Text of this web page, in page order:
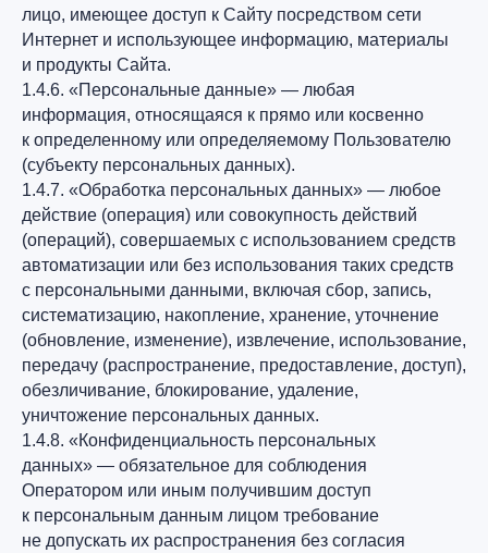
лицо, имеющее доступ к Сайту посредством сети
Интернет и использующее информацию, материалы
и продукты Сайта.
1.4.6. «Персональные данные» — любая
информация, относящаяся к прямо или косвенно
к определенному или определяемому Пользователю
(субъекту персональных данных).
1.4.7. «Обработка персональных данных» — любое
действие (операция) или совокупность действий
(операций), совершаемых с использованием средств
автоматизации или без использования таких средств
с персональными данными, включая сбор, запись,
систематизацию, накопление, хранение, уточнение
(обновление, изменение), извлечение, использование,
передачу (распространение, предоставление, доступ),
обезличивание, блокирование, удаление,
уничтожение персональных данных.
1.4.8. «Конфиденциальность персональных
данных» — обязательное для соблюдения
Оператором или иным получившим доступ
к персональным данным лицом требование
не допускать их распространения без согласия